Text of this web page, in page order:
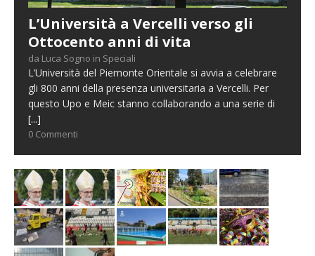
L’Università a Vercelli verso gli
Ottocento anni di vita
da Luca Sogno in Speciali
L’Università del Piemonte Orientale si avvia a celebrare
gli 800 anni della presenza universitaria a Vercelli. Per
questo Upo e Meic stanno collaborando a una serie di
[...]
0 Commenti